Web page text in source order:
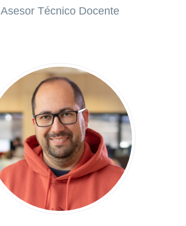
Asesor Técnico Docente